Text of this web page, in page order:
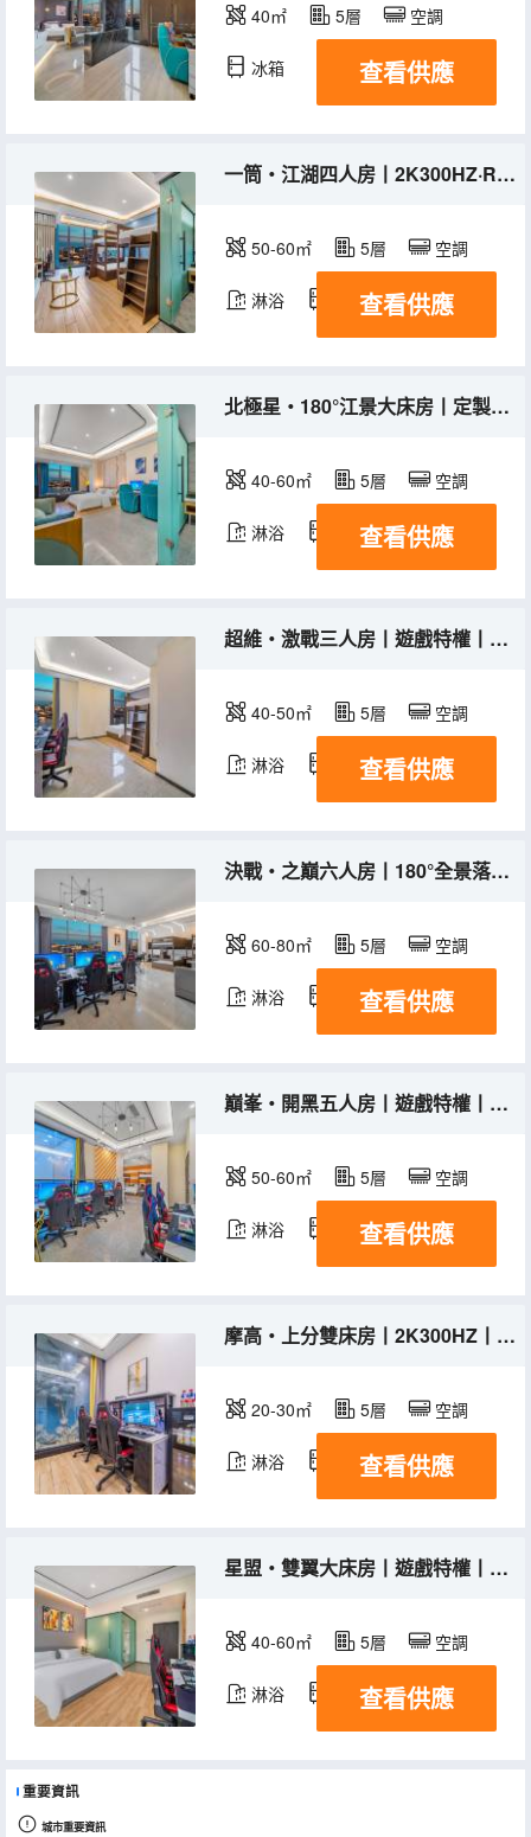
40㎡ 5層 空調
冰箱 查看供應
一筒・江湖四人房丨2K300HZ·RTX4060|機械臂+電動麻將
50-60㎡ 5層 空調
淋浴 冰箱查看供應
北極星・180°江景大床房丨定製零壓奢睡床品+超大落地窗
40-60㎡ 5層 空調
淋浴 冰箱查看供應
超維・激戰三人房丨遊戲特權丨高配外設+新風靜眠系統
40-50㎡ 5層 空調
淋浴 冰箱查看供應
決戰・之巔六人房丨180°全景落地窗+高配外設+電動麻將
60-80㎡ 5層 空調
淋浴 冰箱查看供應
巔峯・開黑五人房丨遊戲特權丨高配外設+新風靜眠系統
50-60㎡ 5層 空調
淋浴 冰箱查看供應
摩高・上分雙床房丨2K300HZ丨RTX5060+奢眠床品+新風
20-30㎡ 5層 空調
淋浴 冰箱查看供應
星盟・雙翼大床房丨遊戲特權丨高配外設+新風靜眠系統
40-60㎡ 5層 空調
淋浴 冰箱查看供應
重要資訊
城市重要資訊